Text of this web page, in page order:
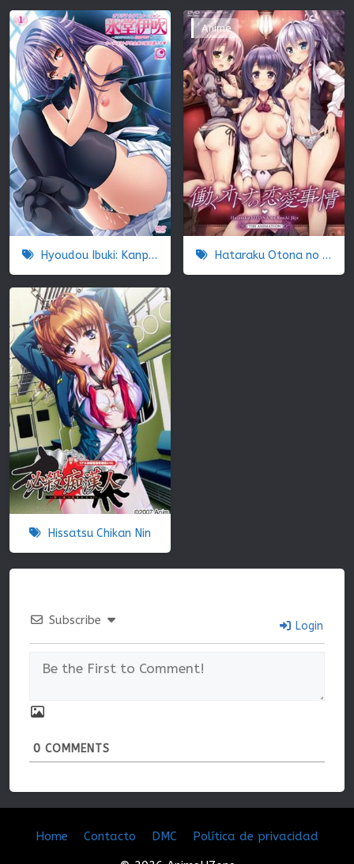
Hyoudou Ibuki: Kanpeki Ibuki Kaichou ga Kousoku Do M!? na Wake
Anime
Hataraku Otona no Renai Jijou
Hissatsu Chikan Nin
Subscribe Login
0 COMMENTS
Home Contacto DMC Política de privacidad